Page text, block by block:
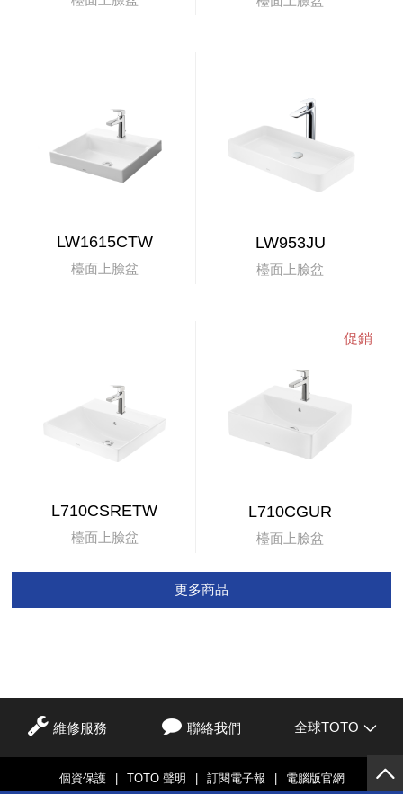
LW1615CTW
檯面上臉盆
LW953JU
檯面上臉盆
L710CSRETW
檯面上臉盆
L710CGUR
檯面上臉盆
更多商品
維修服務 聯絡我們 全球TOTO
個資保護 TOTO 聲明 訂閱電子報 電腦版官網